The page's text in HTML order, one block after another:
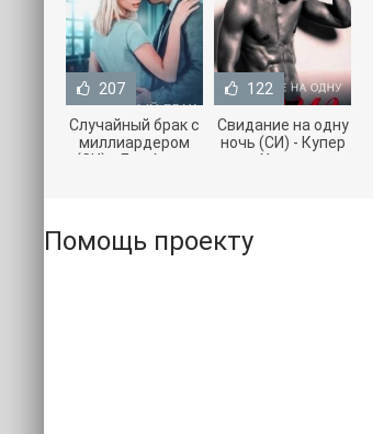
207
Случайный брак с
миллиардером
(СИ) - Лав Агата
122
Свидание на одну
ночь (СИ) - Купер
Хелен
Помощь проекту